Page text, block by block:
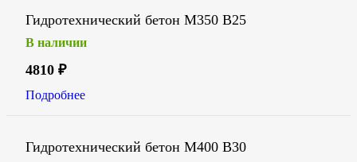
Гидротехнический бетон М350 В25
В наличии
4810 ₽
Подробнее
Гидротехнический бетон М400 В30